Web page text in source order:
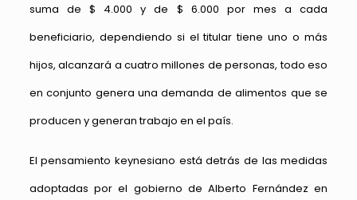
suma de $ 4.000 y de $ 6.000 por mes a cada
beneficiario, dependiendo si el titular tiene uno o más
hijos, alcanzará a cuatro millones de personas, todo eso
en conjunto genera una demanda de alimentos que se
producen y generan trabajo en el país.
El pensamiento keynesiano está detrás de las medidas
adoptadas por el gobierno de Alberto Fernández en